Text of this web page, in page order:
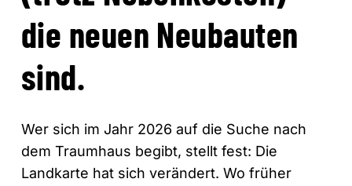
die neuen Neubauten
sind.
Wer sich im Jahr 2026 auf die Suche nach
dem Traumhaus begibt, stellt fest: Die
Landkarte hat sich verändert. Wo früher